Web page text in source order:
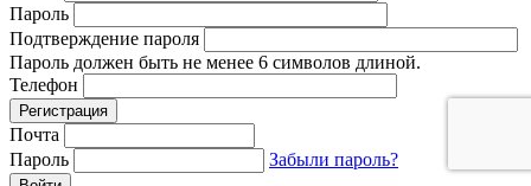
Пароль
Подтверждение пароля
Пароль должен быть не менее 6 символов длиной.
Телефон
Почта
Пароль
Забыли пароль?